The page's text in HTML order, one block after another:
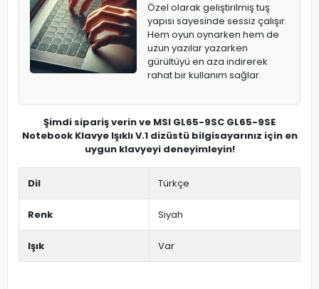
Özel olarak geliştirilmiş tuş
yapısı sayesinde sessiz çalışır.
Hem oyun oynarken hem de
uzun yazılar yazarken
gürültüyü en aza indirerek
rahat bir kullanım sağlar.
Şimdi sipariş verin ve MSI GL65-9SC GL65-9SE
Notebook Klavye Işıklı V.1 dizüstü bilgisayarınız için en
uygun klavyeyi deneyimleyin!
Dil Türkçe
Renk Siyah
Işık Var